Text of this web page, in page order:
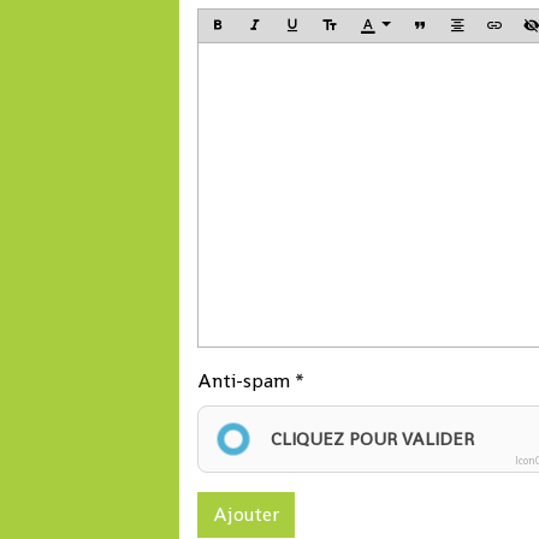
Anti-spam
CLIQUEZ POUR VALIDER
Ajouter